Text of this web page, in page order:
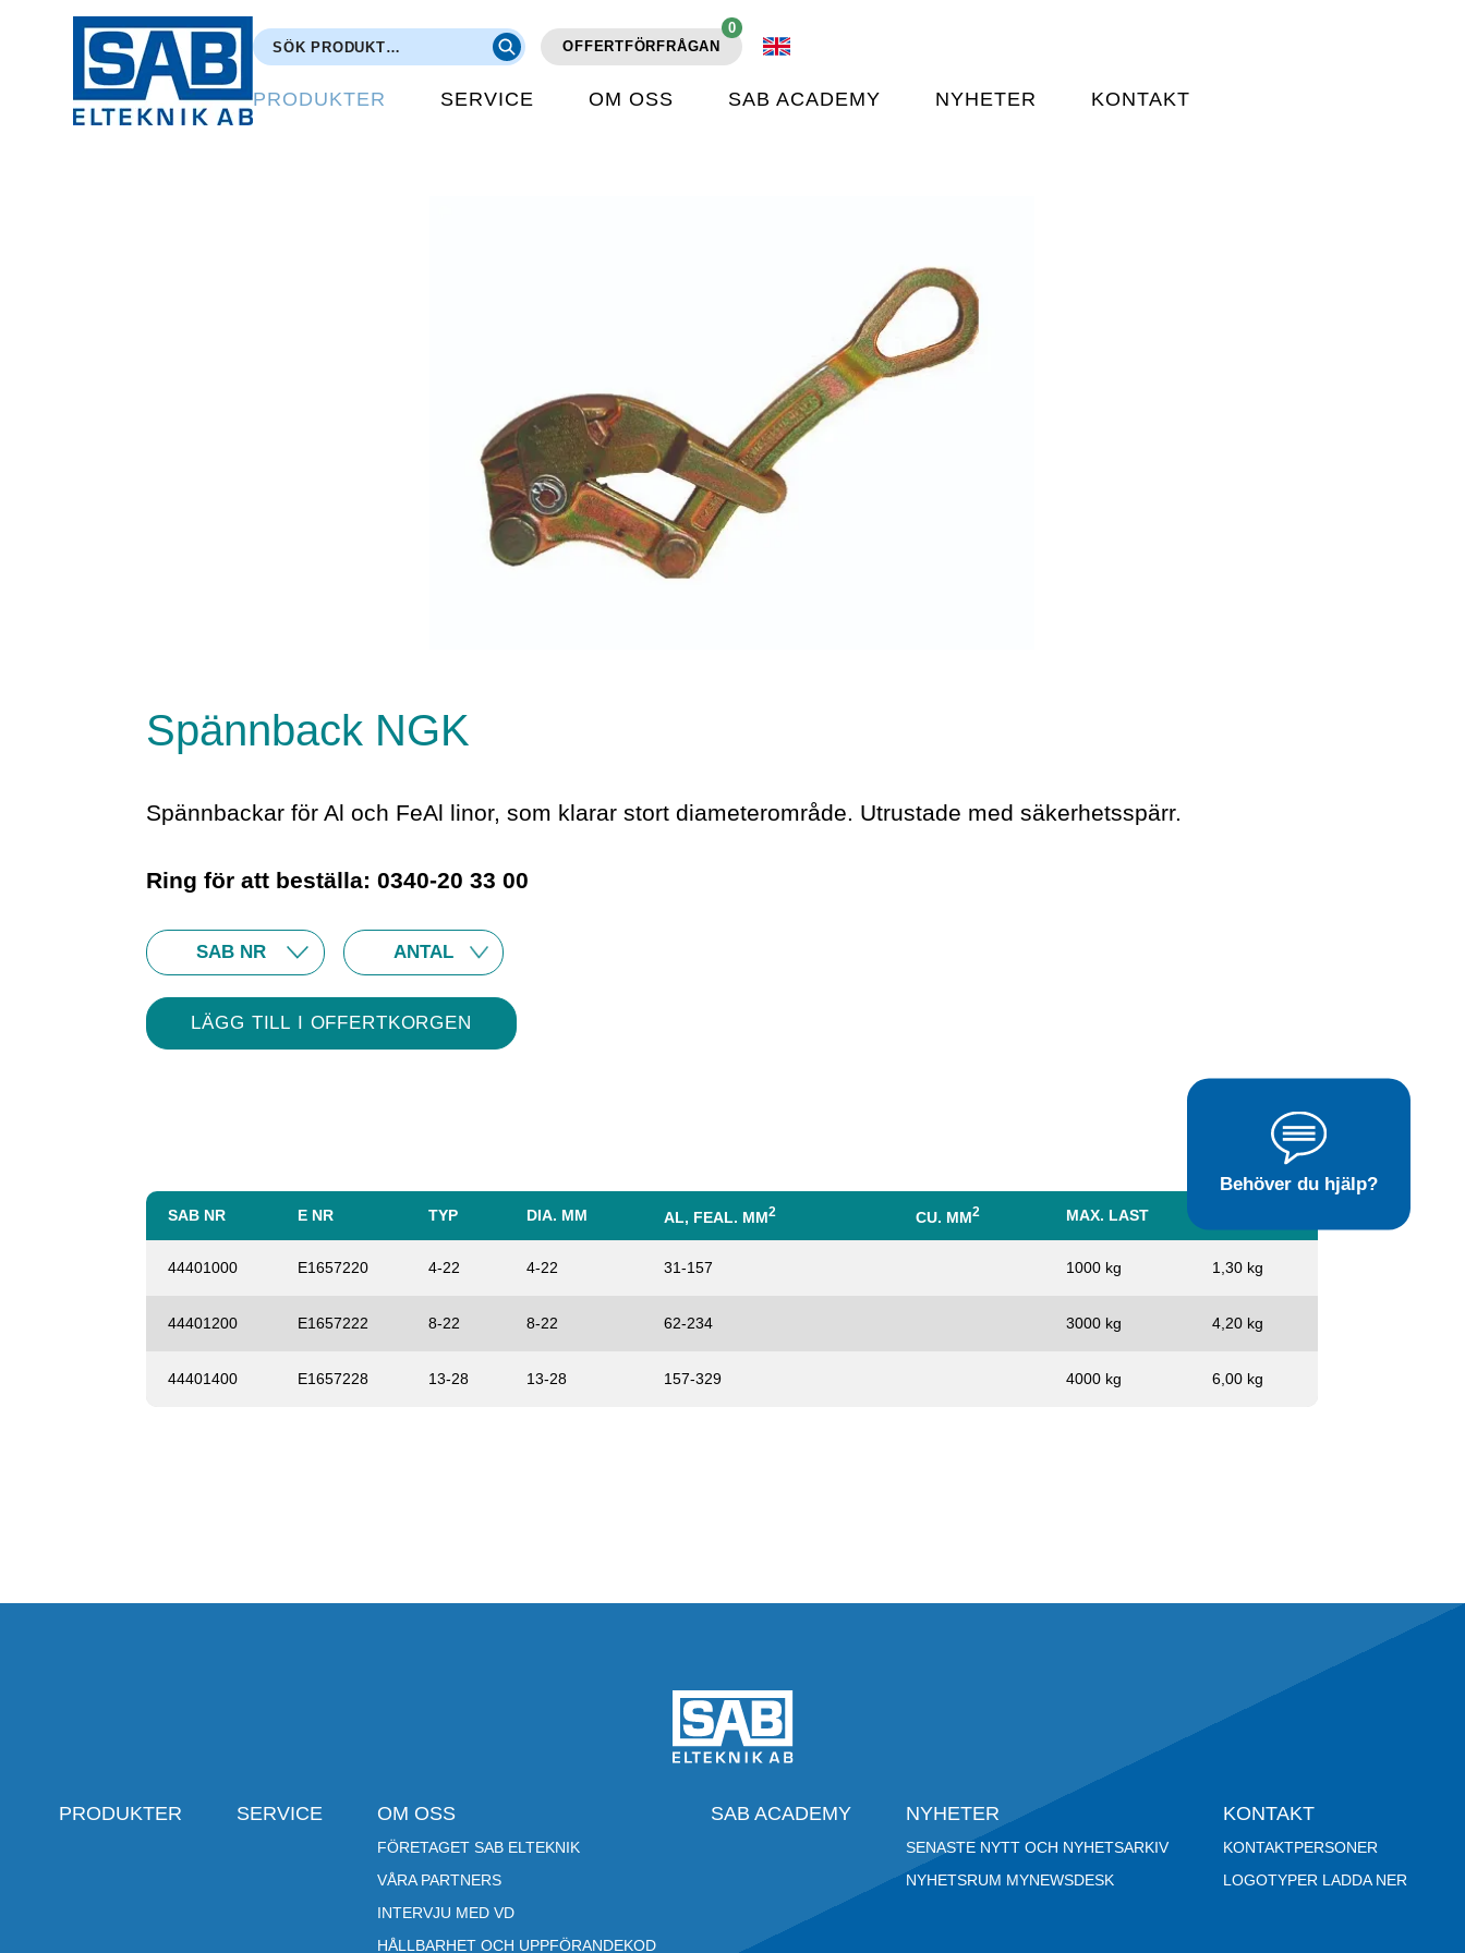
OFFERTFÖRFRÅGAN
0
PRODUKTER SERVICE OM OSS SAB ACADEMY NYHETER KONTAKT
Spännback NGK
Spännbackar för Al och FeAl linor, som klarar stort diameterområde. Utrustade med säkerhetsspärr.
Ring för att beställa: 0340-20 33 00
SAB NR E NR TYP DIA. MM AL, FEAL. MM2 CU. MM2 MAX. LAST
44401000 E1657220 4-22 4-22 31-157 1000 kg 1,30 kg
44401200 E1657222 8-22 8-22 62-234 3000 kg 4,20 kg
44401400 E1657228 13-28 13-28 157-329 4000 kg 6,00 kg
Behöver du hjälp?
PRODUKTER SERVICE OM OSS
FÖRETAGET SAB ELTEKNIK
VÅRA PARTNERS
INTERVJU MED VD
HÅLLBARHET OCH UPPFÖRANDEKOD
SAB ACADEMY NYHETER
SENASTE NYTT OCH NYHETSARKIV
NYHETSRUM MYNEWSDESK
KONTAKT
KONTAKTPERSONER
LOGOTYPER LADDA NER